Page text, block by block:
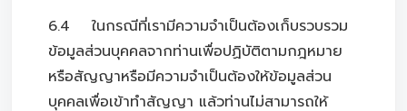
6.4 ในกรณีที่เรามีความจำเป็นต้องเก็บรวบรวม
ข้อมูลส่วนบุคคลจากท่านเพื่อปฏิบัติตามกฎหมาย
หรือสัญญาหรือมีความจำเป็นต้องให้ข้อมูลส่วน
บุคคลเพื่อเข้าทำสัญญา แล้วท่านไม่สามารถให้